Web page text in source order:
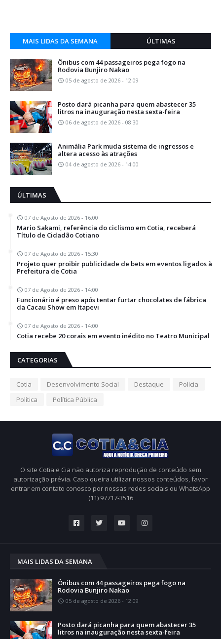
MAIS LIDAS DA SEMANA ÚLTIMAS
Ônibus com 44 passageiros pega fogo na
Rodovia Bunjiro Nakao
05 de agosto de 2026 - 12:09
Posto dará picanha para quem abastecer 35
litros na inauguração nesta sexta-feira
06 de agosto de 2026 - 08:30
Animália Park muda sistema de ingressos e
altera acesso às atrações
04 de agosto de 2026 - 14:00
ÚLTIMAS
07 de Agosto de 2026 - 16:00
Mario Sakami, referência do ciclismo em Cotia, receberá
Título de Cidadão Cotiano
07 de Agosto de 2026 - 15:30
Projeto quer proibir publicidade de bets em eventos ligados à
Prefeitura de Cotia
07 de Agosto de 2026 - 14:00
Funcionário é preso após tentar furtar chocolates de fábrica
da Cacau Show em Itapevi
07 de Agosto de 2026 - 14:00
Cotia recebe 20 corais em evento inédito no Teatro Municipal
CATEGORIAS
Cotia Desenvolvimento Social Destaque
Polícia
Política
Política Pública
O site Cotia e Cia não autoriza reprodução de conteúdo sem
autorização prévia. Caso queira utilizar nossos conteúdos, favor
entrar em contato conosco por nossas redes sociais ou WhatsApp
(11) 97717-3516
MAIS LIDAS DA SEMANA
Ônibus com 44 passageiros pega fogo na
Rodovia Bunjiro Nakao
05 de agosto de 2026 - 12:09
Posto dará picanha para quem abastecer 35
litros na inauguração nesta sexta-feira